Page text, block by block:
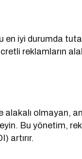
en iyi durumda
reklamların
olmayan,
Bu yönetim,
artırır.